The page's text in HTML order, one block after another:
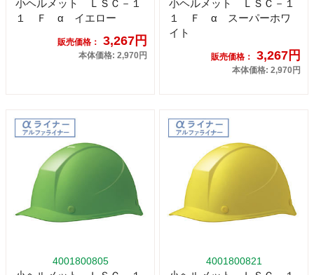
小ヘルメット ＬＳＣ－１
１ Ｆ α イエロー
販売価格： 3,267円
本体価格: 2,970円
小ヘルメット ＬＳＣ－１
１ Ｆ α スーパーホワ
イト
販売価格： 3,267円
本体価格: 2,970円
4001800805 4001800821